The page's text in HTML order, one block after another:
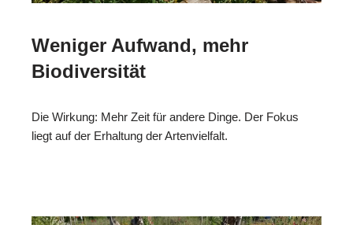
Weniger Aufwand, mehr
Biodiversität
Die Wirkung: Mehr Zeit für andere Dinge. Der Fokus
liegt auf der Erhaltung der Artenvielfalt.